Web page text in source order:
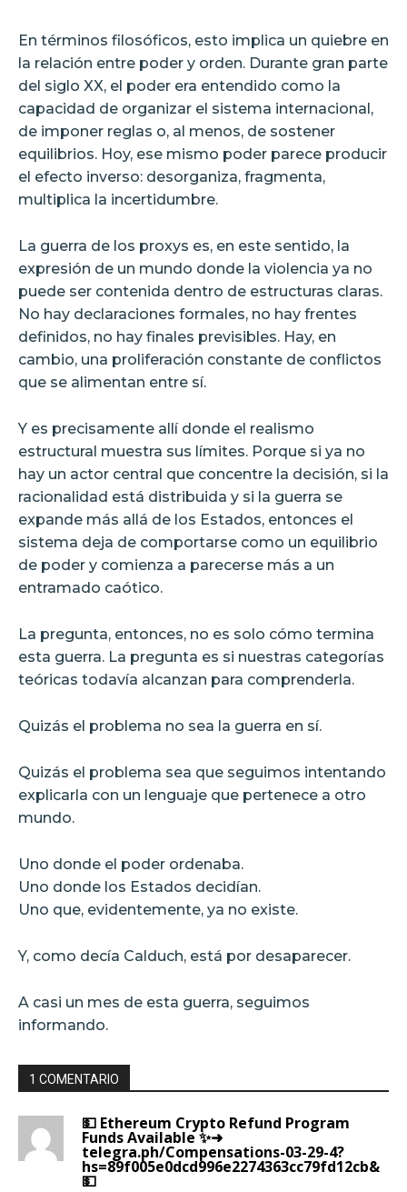
En términos filosóficos, esto implica un quiebre en
la relación entre poder y orden. Durante gran parte
del siglo XX, el poder era entendido como la
capacidad de organizar el sistema internacional,
de imponer reglas o, al menos, de sostener
equilibrios. Hoy, ese mismo poder parece producir
el efecto inverso: desorganiza, fragmenta,
multiplica la incertidumbre.
La guerra de los proxys es, en este sentido, la
expresión de un mundo donde la violencia ya no
puede ser contenida dentro de estructuras claras.
No hay declaraciones formales, no hay frentes
definidos, no hay finales previsibles. Hay, en
cambio, una proliferación constante de conflictos
que se alimentan entre sí.
Y es precisamente allí donde el realismo
estructural muestra sus límites. Porque si ya no
hay un actor central que concentre la decisión, si la
racionalidad está distribuida y si la guerra se
expande más allá de los Estados, entonces el
sistema deja de comportarse como un equilibrio
de poder y comienza a parecerse más a un
entramado caótico.
La pregunta, entonces, no es solo cómo termina
esta guerra. La pregunta es si nuestras categorías
teóricas todavía alcanzan para comprenderla.
Quizás el problema no sea la guerra en sí.
Quizás el problema sea que seguimos intentando
explicarla con un lenguaje que pertenece a otro
mundo.
Uno donde el poder ordenaba.
Uno donde los Estados decidían.
Uno que, evidentemente, ya no existe.
Y, como decía Calduch, está por desaparecer.
A casi un mes de esta guerra, seguimos
informando.
1 COMENTARIO
💵 Ethereum Crypto Refund Program
Funds Available ✨➜
telegra.ph/Compensations-03-29-4?
hs=89f005e0dcd996e2274363cc79fd12cb&
💵